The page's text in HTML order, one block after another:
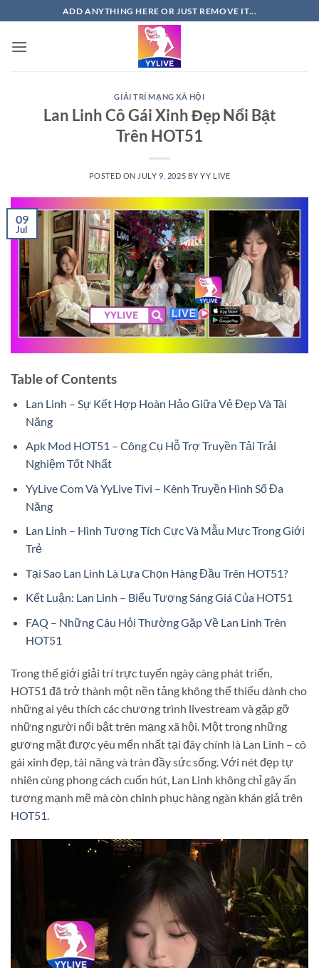
to
content
ADD ANYTHING HERE OR JUST REMOVE IT...
GIẢI TRÍ MẠNG XÃ HỘI
Lan Linh Cô Gái Xinh Đẹp Nổi Bật
Trên HOT51
POSTED ON JULY 9, 2025 BYYY LIVE
09
Jul
Table of Contents
Lan Linh – Sự Kết Hợp Hoàn Hảo Giữa Vẻ Đẹp Và Tài
Năng
Apk Mod HOT51 – Công Cụ Hỗ Trợ Truyền Tải Trải
Nghiệm Tốt Nhất
YyLive Com Và YyLive Tivi – Kênh Truyền Hình Số Đa
Năng
Lan Linh – Hình Tượng Tích Cực Và Mẫu Mực Trong Giới
Trẻ
Tại Sao Lan Linh Là Lựa Chọn Hàng Đầu Trên HOT51?
Kết Luận: Lan Linh – Biểu Tượng Sáng Giá Của HOT51
FAQ – Những Câu Hỏi Thường Gặp Về Lan Linh Trên
HOT51
Trong thế giới giải trí trực tuyến ngày càng phát triển,
HOT51 đã trở thành một nền tảng không thể thiếu dành cho
những ai yêu thích các chương trình livestream và gặp gỡ
những người nổi bật trên mạng xã hội. Một trong những
gương mặt được yêu mến nhất tại đây chính là Lan Linh – cô
gái xinh đẹp, tài năng và tràn đầy sức sống. Với nét đẹp tự
nhiên cùng phong cách cuốn hút, Lan Linh không chỉ gây ấn
tượng mạnh mẽ mà còn chinh phục hàng ngàn khán giả trên
HOT51.